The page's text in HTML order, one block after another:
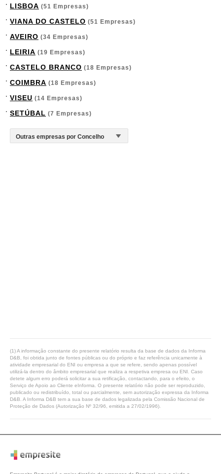
LISBOA (51 Empresas)
VIANA DO CASTELO (51 Empresas)
AVEIRO (34 Empresas)
LEIRIA (19 Empresas)
CASTELO BRANCO (18 Empresas)
COIMBRA (18 Empresas)
VISEU (14 Empresas)
SETÚBAL (7 Empresas)
(1) A informação constante do presente relatório resulta da base de dados da Informa
D&B, foi obtida junto de fontes públicas ou do próprio e faz referência unicamente à
atividade empresarial do ENI ou empresa a que se refere, sendo apenas possível
utilizá-la dentro do âmbito empresarial que realiza a respetiva empresa ou ENI. Caso
detete algum erro poderá solicitar a sua retificação, contactando, para o efeito, o
Serviço de Apoio ao Cliente eInforma. O presente relatório não pode ser reproduzido,
publicado ou redistribuído, total ou parcialmente, sem autorização expressa da Informa
D&B. A Informa D&B tem a sua base de dados legalizada pela Comissão Nacional de
Proteção de Dados (Autorização Nº 32/96, emitida a 27/02/1996).